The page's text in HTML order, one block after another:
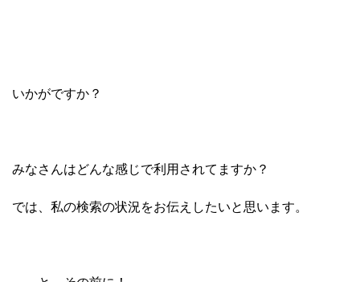
いかがですか？
みなさんはどんな感じで利用されてますか？
では、私の検索の状況をお伝えしたいと思います。